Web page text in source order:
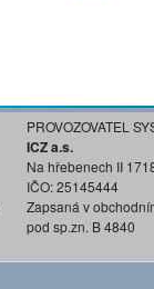
PROVOZOVATEL
ICZ a.s.
Na hřebenech II
IČO: 25145444
Zapsaná v
pod sp.zn. B 4840